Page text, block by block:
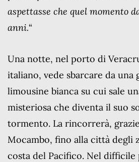
aspettasse che quel momento
anni.“
Una notte, nel porto di
italiano, vede sbarcare da una
limousine bianca su cui sale
misteriosa che diventa il suo
tormento. La rincorrerà,
Mocambo, fino alla città degli
costa del Pacifico. Nel difficile